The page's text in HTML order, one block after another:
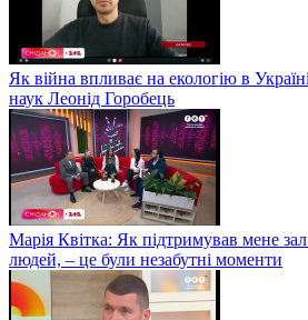
Як війна впливає на екологію в
наук Леонід Горобець
Марія Квітка: Як підтримував мене
людей, – це були незабутні моменти